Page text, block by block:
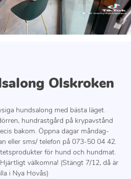
Olskroken
hundsalong med bästa läget.
hundrastgård på krypavstånd
bakom. Öppna dagar måndag-
eller sms/ telefon på 073-50 04 42.
för hund och hundmat.
välkomna! (Stängt 7/12, då är
i Nya Hovås)